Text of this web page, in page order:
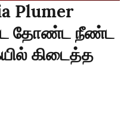
Plumer
தோண்ட நீண்ட
கிடைத்த